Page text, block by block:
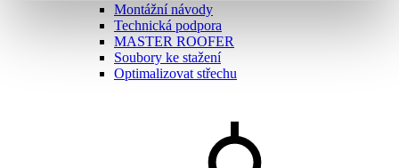
Montážní návody
Technická podpora
MASTER ROOFER
Soubory ke stažení
Optimalizovat střechu